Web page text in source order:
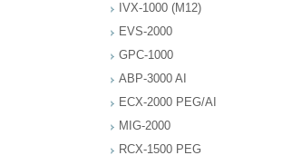
IVX-1000 (M12)
EVS-2000
GPC-1000
ABP-3000 AI
ECX-2000 PEG/AI
MIG-2000
RCX-1500 PEG